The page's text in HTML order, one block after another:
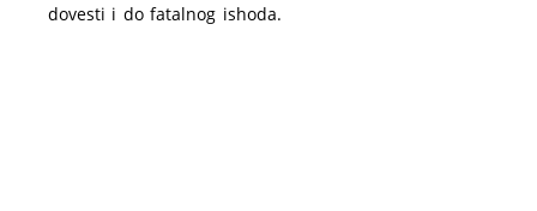
dovesti i do fatalnog ishoda.